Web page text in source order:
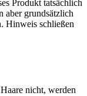
Produkt tatsächlich
aber grundsätzlich
Hinweis schließen
nicht, werden